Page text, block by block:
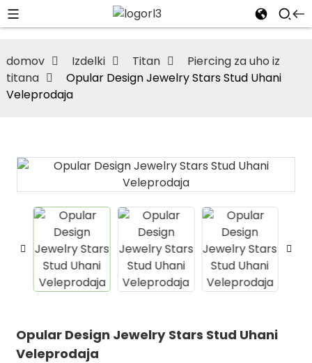
domov Izdelki Titan
Piercing za uho iz
titana
Opular Design Jewelry Stars Stud Uhani
Veleprodaja
Opular Design Jewelry Stars Stud Uhani
Veleprodaja